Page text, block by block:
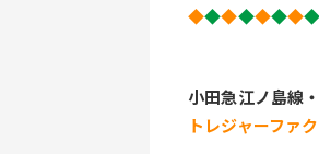
◆◆◆◆◆◆◆◆
小田急江ノ島線
トレジャーファ